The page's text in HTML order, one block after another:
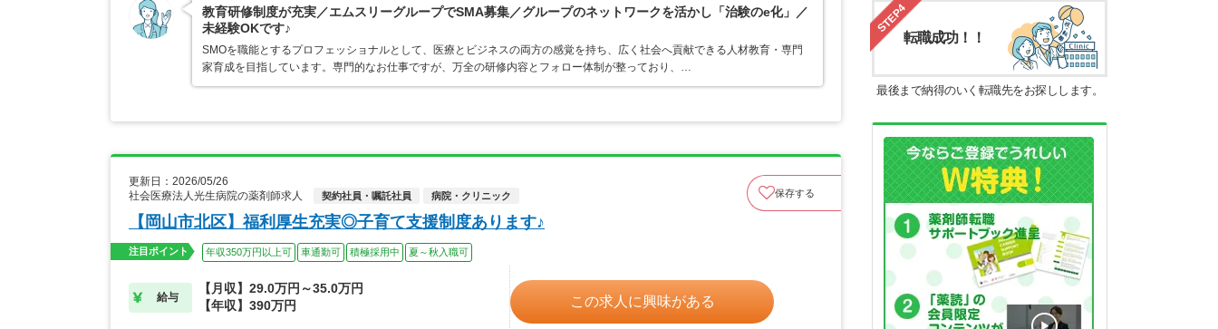
教育研修制度が充実／エムスリーグループでSMA募集／グループのネットワークを活かし「治験のe化」／
未経験OKです♪
SMOを職能とするプロフェッショナルとして、医療とビジネスの両方の感覚を持ち、広く社会へ貢献できる人材教育・専門
家育成を目指しています。専門的なお仕事ですが、万全の研修内容とフォロー体制が整っており、…
更新日：2026/05/26
社会医療法人光生病院の薬剤師求人
契約社員・嘱託社員 病院・クリニック 保存する
【岡山市北区】福利厚生充実◎子育て支援制度あります♪
注目ポイント 年収350万円以上可 車通勤可 積極採用中 夏～秋入職可
給与
【月収】29.0万円～35.0万円
【年収】390万円
この求人に興味がある
STEP4
転職成功！！
最後まで納得のいく転職先をお探しします。